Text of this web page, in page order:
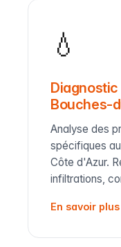
💧
Bouches-
Analyse des
spécifiques
Côte d'Azur.
infiltrations,
En savoir plus